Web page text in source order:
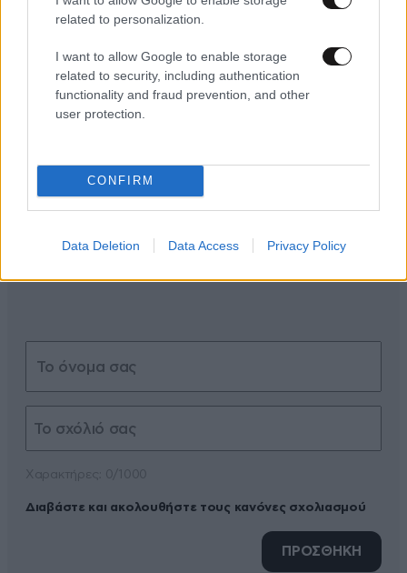
related to personalization.
I want to allow Google to enable storage
related to security, including authentication
functionality and fraud prevention, and other
user protection.
CONFIRM
Data Deletion Data Access Privacy Policy
ΣΧΌΛΙΑ ΑΝΑΓΝΩΣΤΏΝ
ΠΡΟΣΘΕΣΤΕ ΤΟ ΣΧΟΛΙΟ ΣΑΣ
Διαβάστε και ακολουθήστε τους κανόνες σχολιασμού
ΠΡΟΣΘΗΚΗ